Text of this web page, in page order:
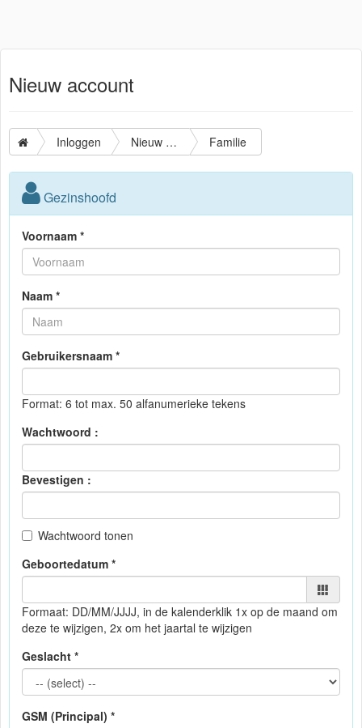
Nieuw account
Inloggen Nieuw account Familie
Gezinshoofd
Voornaam *
Naam *
Gebruikersnaam *
Format: 6 tot max. 50 alfanumerieke tekens
Wachtwoord :
Bevestigen :
Wachtwoord tonen
Geboortedatum *
Formaat: DD/MM/JJJJ, in de kalenderklik 1x op de maand om
deze te wijzigen, 2x om het jaartal te wijzigen
Geslacht *
GSM (Principal) *